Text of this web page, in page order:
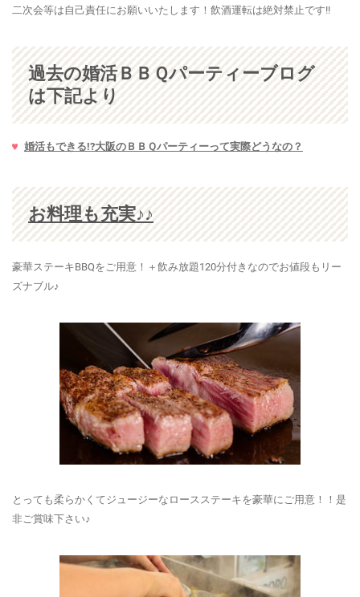
二次会等は自己責任にお願いいたします！飲酒運転は絶対禁止です!!
過去の婚活ＢＢＱパーティーブログ
は下記より
婚活もできる!?大阪のＢＢＱパーティーって実際どうなの？
お料理も充実♪♪
豪華ステーキBBQをご用意！＋飲み放題120分付きなのでお値段もリー
ズナブル♪
とっても柔らかくてジュージーなロースステーキを豪華にご用意！！是
非ご賞味下さい♪